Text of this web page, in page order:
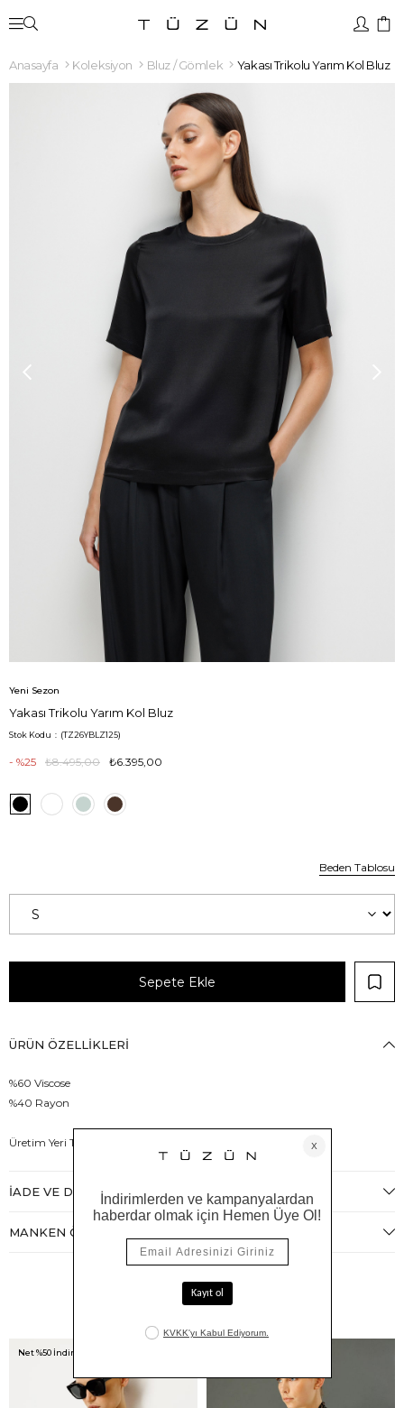
Anasayfa Koleksiyon Bluz / Gömlek Yakası Trikolu Yarım Kol Bluz
Yeni Sezon
Yakası Trikolu Yarım Kol Bluz
Stok Kodu (TZ26YBLZ125)
25 ₺8.495,00 ₺6.395,00
Beden Tablosu
ÜRÜN ÖZELLIKLERI
%60 Viscose
%40 Rayon
Üretim Yeri Türkiye
İADE VE DEĞIŞIM
MANKEN ÖLÇÜLERI
Benzer Ürünler
Net %50 İndirim!